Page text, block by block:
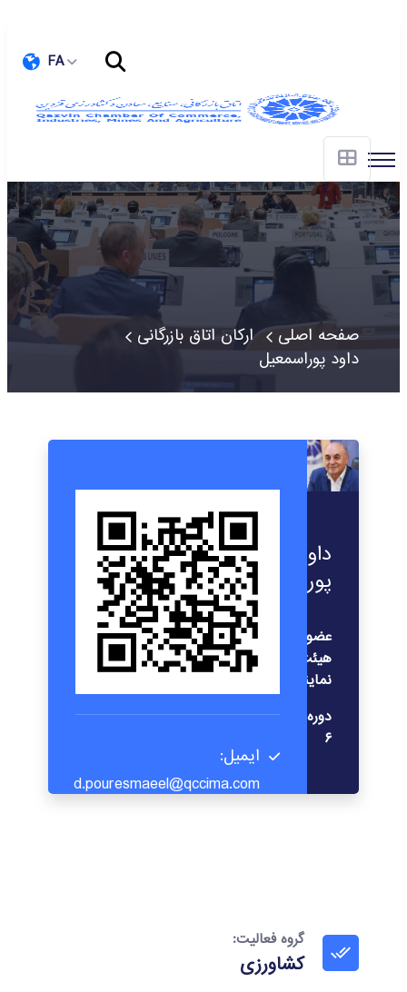
FA
صفحه اصلی
ارکان اتاق بازرگانی
داود پوراسمعیل
داود
پوراسمعیل
عضو
هیئت
نمایندگان
دوره
۶
ایمیل:
d.pouresmaeel@qccima.com
گروه فعالیت:
کشاورزی